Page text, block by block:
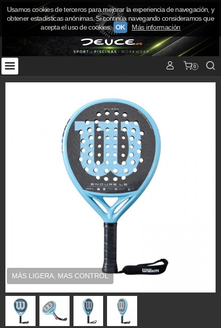
0
MÁS LIGERA, MAS CONTROL
Usamos cookies de terceros para mejorar la experiencia de navegación, y
obtener estadísticas anónimas. Si continúa navegando consideramos que
acepta el uso de cookies. OK Más información